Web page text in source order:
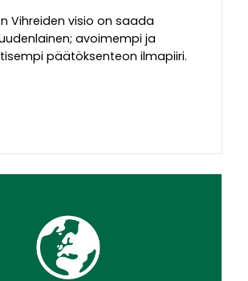
Vihreiden visio on saada
avoimempi ja
päätöksenteon ilmapiiri.